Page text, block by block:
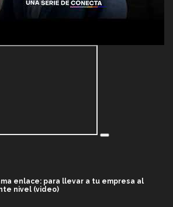
enlace: para llevar a tu empresa al
nivel (video)